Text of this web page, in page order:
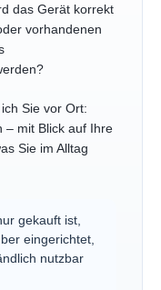
das Gerät korrekt
vorhandenen
Sie vor Ort:
– mit Blick auf Ihre
Sie im Alltag
gekauft ist,
eingerichtet,
nutzbar